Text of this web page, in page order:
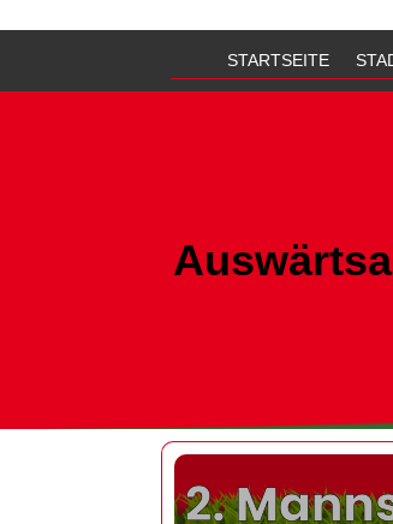
STARTSEITE